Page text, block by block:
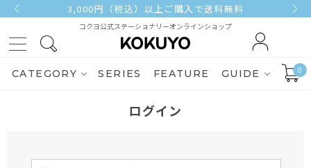
3,000円（税込）以上ご購入で送料無料
コクヨ公式ステーショナリーオンラインショップ
CATEGORY SERIES FEATURE GUIDE 0
ログイン